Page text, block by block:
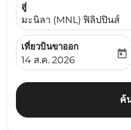
สู่
มะนิลา (MNL) ฟิลิปปินส์
เที่ยวบินขาออก
fc-booking-departure-
14 ส.ค. 2026
today
ค้